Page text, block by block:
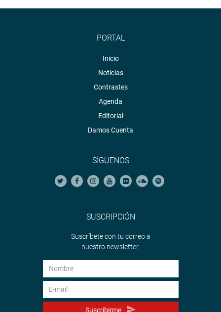
PORTAL
Inicio
Noticias
Contrastes
Agenda
Editorial
Damos Cuenta
SÍGUENOS
SUSCRIPCIÓN
Suscríbete con tu correo a
nuestro newsletter.
Suscribirme